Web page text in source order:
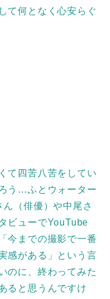
て何となく心安らぐ
て四苦八苦をしてい
う…ふとウォーター
（俳優）や中尾さ
ビューでYouTube
今までの撮影で一番
感がある」という言
のに、終わってみた
ると思うんですけ